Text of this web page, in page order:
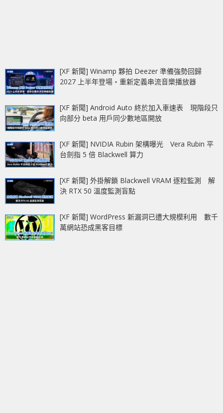
[XF 新聞] Winamp 夥拍 Deezer 準備強勢回歸
2027 上半年登場‧重新定義串流音樂播放器
[XF 新聞] Android Auto 終於加入車速表 現階段只
向部分 beta 用戶同少數地區開放
[XF 新聞] NVIDIA Rubin 架構曝光 Vera Rubin 平
台劍指 5 倍 Blackwell 算力
[XF 新聞] 外掛解鎖 Blackwell VRAM 逐粒監測 解
決 RTX 50 溫度監測盲點
[XF 新聞] WordPress 新漏洞已遭大規模利用 數千
萬網站恐成黑客目標